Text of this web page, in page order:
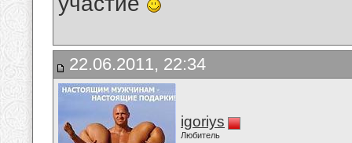
22.06.2011, 22:34
igoriys
Любитель